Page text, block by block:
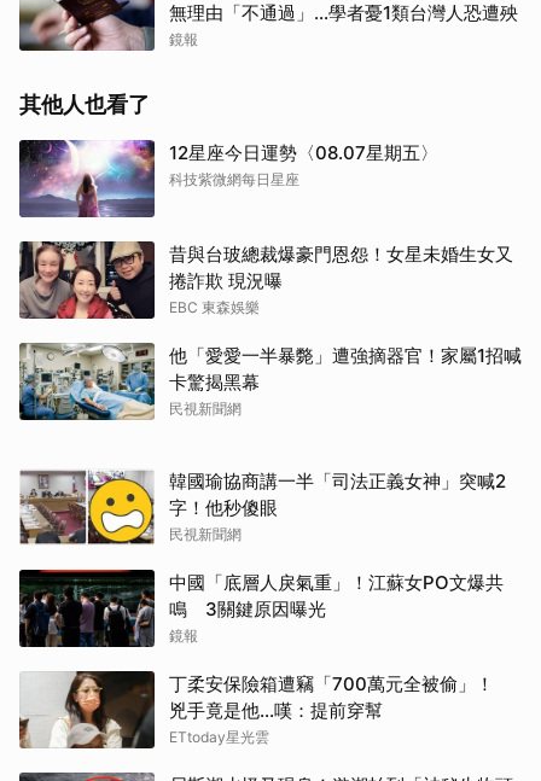
無理由「不通過」...學者憂1類台灣人恐遭殃
鏡報
其他人也看了
12星座今日運勢〈08.07星期五〉
科技紫微網每日星座
昔與台玻總裁爆豪門恩怨！女星未婚生女又
捲詐欺 現況曝
EBC 東森娛樂
他「愛愛一半暴斃」遭強摘器官！家屬1招喊
卡驚揭黑幕
民視新聞網
韓國瑜協商講一半「司法正義女神」突喊2
字！他秒傻眼
民視新聞網
中國「底層人戾氣重」！江蘇女PO文爆共
鳴 3關鍵原因曝光
鏡報
丁柔安保險箱遭竊「700萬元全被偷」！
兇手竟是他...嘆：提前穿幫
ETtoday星光雲